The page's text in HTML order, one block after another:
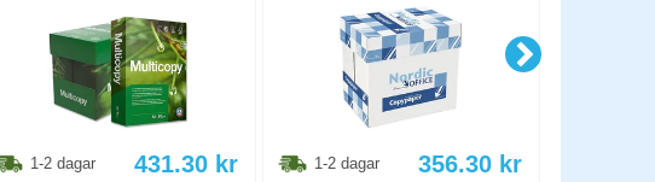
1-2 dagar 431.30 kr 1-2 dagar 356.30 kr